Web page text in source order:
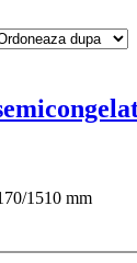
1510 mm